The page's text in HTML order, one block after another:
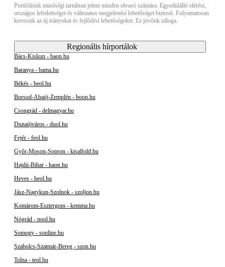
Portfóliónk minőségi tartalmat jelent minden olvasó számára. Egyedülálló elérést,
országos lefedettséget és változatos megjelenési lehetőséget biztosít. Folyamatosan
keressük az új irányokat és fejlődési lehetőségeket. Ez jövőnk záloga.
Regionális hírportálok
Bács-Kiskun - baon.hu
Baranya - bama.hu
Békés - beol.hu
Borsod-Abaúj-Zemplén - boon.hu
Csongrád - delmagyar.hu
Dunaújváros - duol.hu
Fejér - feol.hu
Győr-Moson-Sopron - kisalfold.hu
Hajdú-Bihar - haon.hu
Heves - heol.hu
Jász-Nagykun-Szolnok - szoljon.hu
Komárom-Esztergom - kemma.hu
Nógrád - nool.hu
Somogy - sonline.hu
Szabolcs-Szatmár-Bereg - szon.hu
Tolna - teol.hu